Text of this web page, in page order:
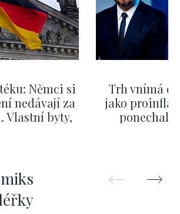
Němci si
nedávají za
Vlastní byty,
Trh vnímá
jako
ponechali